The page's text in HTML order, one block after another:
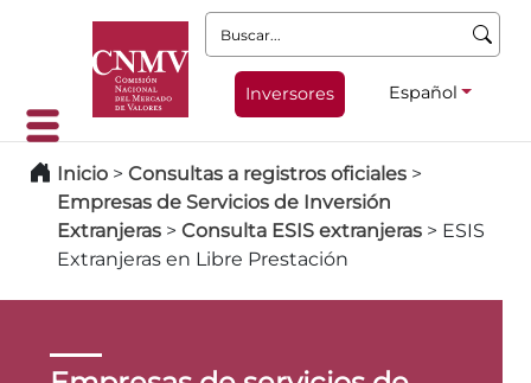
Buscar:
Inversores Español
Inicio > Consultas a registros oficiales >
Empresas de Servicios de Inversión
Extranjeras > Consulta ESIS extranjeras > ESIS
Extranjeras en Libre Prestación